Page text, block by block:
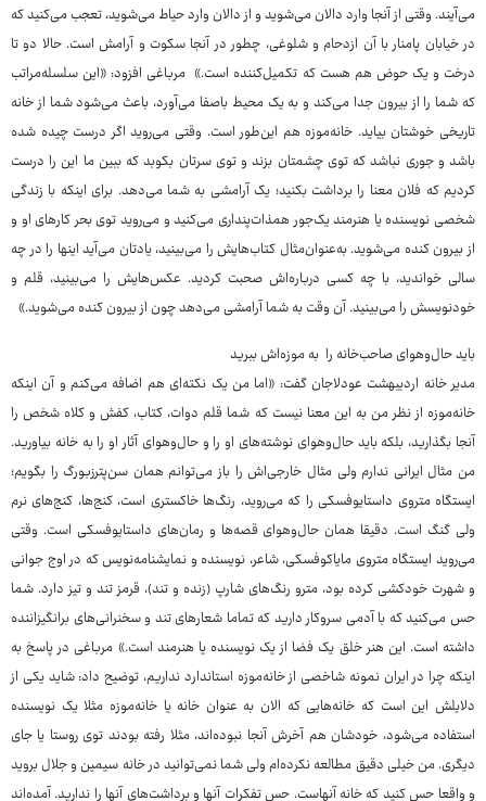
می‌آیند. وقتی از آنجا وارد دالان می‌شوید و از دالان وارد حیاط می‌شوید، تعجب می‌کنید که
در خیابان پامنار با آن ازدحام و شلوغی، چطور در آنجا سکوت و آرامش است. حالا دو تا
درخت و یک حوض هم هست که تکمیل‌کننده است.» مرباغی افزود: «این سلسله‌مراتب
که شما را از بیرون جدا می‌کند و به یک محیط باصفا می‌آورد، باعث می‌شود شما از خانه
تاریخی خوشتان بیاید. خانه‌موزه هم این‌طور است. وقتی می‌روید اگر درست چیده شده
باشد و جوری نباشد که توی چشمتان بزند و توی سرتان بکوبد که ببین ما این را درست
کردیم که فلان معنا را برداشت بکنید؛ یک آرامشی به شما می‌دهد. برای اینکه با زندگی
شخصی نویسنده یا هنرمند یک‌جور همذات‌پنداری می‌کنید و می‌روید توی بحر کارهای او و
از بیرون کنده می‌شوید. به‌عنوان‌مثال کتاب‌هایش را می‌بینید، یادتان می‌آید اینها را در چه
سالی خواندید، با چه کسی درباره‌اش صحبت کردید. عکس‌هایش را می‌بینید، قلم و
خودنویسش را می‌بینید. آن وقت به شما آرامشی می‌دهد چون از بیرون کنده می‌شوید.»
باید حال‌وهوای صاحب‌خانه را به موزه‌اش ببرید
مدیر خانه اردیبهشت عودلاجان گفت: «اما من یک نکته‌ای هم اضافه می‌کنم و آن اینکه
خانه‌موزه از نظر من به این معنا نیست که شما قلم دوات، کتاب، کفش و کلاه شخص را
آنجا بگذارید، بلکه باید حال‌وهوای نوشته‌های او را و حال‌وهوای آثار او را به خانه بیاورید.
من مثال ایرانی ندارم ولی مثال خارجی‌اش را باز می‌توانم همان سن‌پترزبورگ را بگویم؛
ایستگاه متروی داستایوفسکی را که می‌روید، رنگ‌ها خاکستری است، کنج‌ها، کنج‌های نرم
ولی گنگ است. دقیقا همان حال‌وهوای قصه‌ها و رمان‌های داستایوفسکی است. وقتی
می‌روید ایستگاه متروی مایاکوفسکی، شاعر، نویسنده و نمایشنامه‌نویس که در اوج جوانی
و شهرت خودکشی کرده بود، مترو رنگ‌های شارپ (زنده و تند)، قرمز تند و تیز دارد. شما
حس می‌کنید که با آدمی سروکار دارید که تماما شعارهای تند و سخنرانی‌های برانگیزاننده
داشته است. این هنر خلق یک فضا از یک نویسنده یا هنرمند است.» مرباغی در پاسخ به
اینکه چرا در ایران نمونه شاخصی از خانه‌موزه استاندارد نداریم، توضیح داد: شاید یکی از
دلایلش این است که خانه‌هایی که الان به عنوان خانه یا خانه‌موزه مثلا یک نویسنده
استفاده می‌شود، خودشان هم آخرش آنجا نبوده‌اند، مثلا رفته بودند توی روستا یا جای
دیگری. من خیلی دقیق مطالعه نکرده‌ام ولی شما نمی‌توانید در خانه سیمین و جلال بروید
و واقعا حس کنید که خانه آنهاست. حس تفکرات آنها و برداشت‌های آنها را ندارید. آمده‌اند